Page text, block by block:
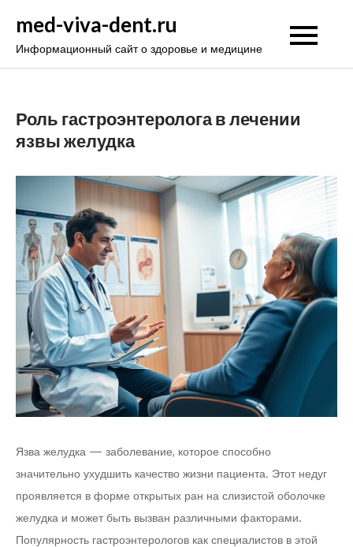
содержимому
med-viva-dent.ru
Информационный сайт о здоровье и медицине
Роль гастроэнтеролога в лечении
язвы желудка
Язва желудка — заболевание, которое способно
значительно ухудшить качество жизни пациента. Этот недуг
проявляется в форме открытых ран на слизистой оболочке
желудка и может быть вызван различными факторами.
Популярность гастроэнтерологов как специалистов в этой